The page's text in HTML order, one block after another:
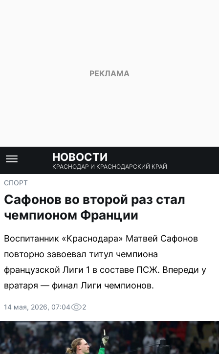
НОВОСТИ
КРАСНОДАР И КРАСНОДАРСКИЙ КРАЙ
СПОРТ
Сафонов во второй раз стал
чемпионом Франции
Воспитанник «Краснодара» Матвей Сафонов
повторно завоевал титул чемпиона
французской Лиги 1 в составе ПСЖ. Впереди у
вратаря — финал Лиги чемпионов.
14 мая, 2026, 07:04 2